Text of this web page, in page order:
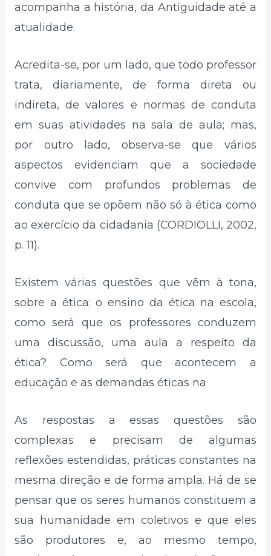
acompanha a história, da Antiguidade até a
atualidade.
Acredita-se, por um lado, que todo professor
trata, diariamente, de forma direta ou
indireta, de valores e normas de conduta
em suas atividades na sala de aula; mas,
por outro lado, observa-se que vários
aspectos evidenciam que a sociedade
convive com profundos problemas de
conduta que se opõem não só à ética como
ao exercício da cidadania (CORDIOLLI, 2002,
p. 11).
Existem várias questões que vêm à tona,
sobre a ética: o ensino da ética na escola,
como será que os professores conduzem
uma discussão, uma aula a respeito da
ética? Como será que acontecem a
educação e as demandas éticas na
As respostas a essas questões são
complexas e precisam de algumas
reflexões estendidas, práticas constantes na
mesma direção e de forma ampla. Há de se
pensar que os seres humanos constituem a
sua humanidade em coletivos e que eles
são produtores e, ao mesmo tempo,